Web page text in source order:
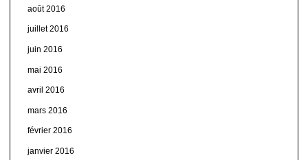
août 2016
juillet 2016
juin 2016
mai 2016
avril 2016
mars 2016
février 2016
janvier 2016